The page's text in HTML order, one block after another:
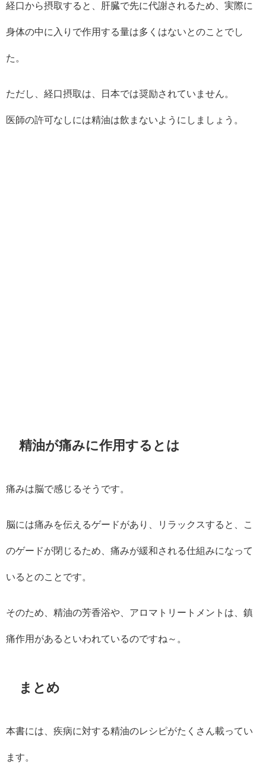
経口から摂取すると、肝臓で先に代謝されるため、実際に
身体の中に入りで作用する量は多くはないとのことでし
た。
ただし、経口摂取は、日本では奨励されていません。
医師の許可なしには精油は飲まないようにしましょう。
精油が痛みに作用するとは
痛みは脳で感じるそうです。
脳には痛みを伝えるゲードがあり、リラックスすると、こ
のゲードが閉じるため、痛みが緩和される仕組みになって
いるとのことです。
そのため、精油の芳香浴や、アロマトリートメントは、鎮
痛作用があるといわれているのですね～。
まとめ
本書には、疾病に対する精油のレシピがたくさん載ってい
ます。